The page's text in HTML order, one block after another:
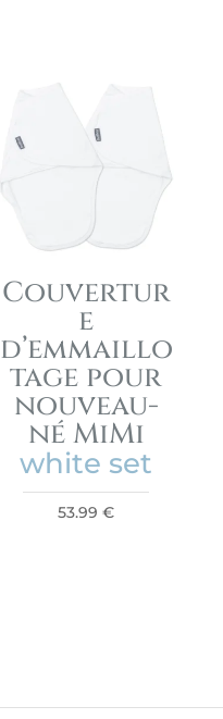
Couvertur
e
d’emmaillo
tage pour
nouveau-
né MiMi
white set
53.99€